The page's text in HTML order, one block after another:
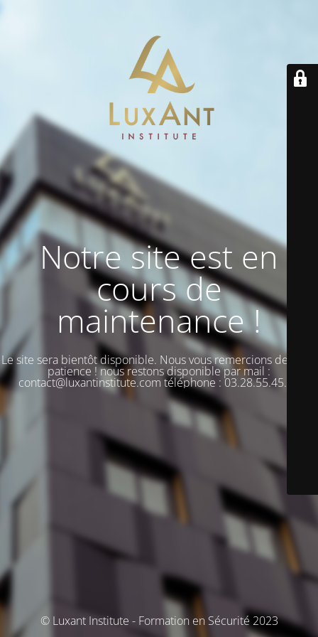
Notre site est en
cours de
maintenance !
Le site sera bientôt disponible. Nous vous remercions de votre
patience ! nous restons disponible par mail :
contact@luxantinstitute.com téléphone : 03.28.55.45.00
© Luxant Institute - Formation en Sécurité 2023